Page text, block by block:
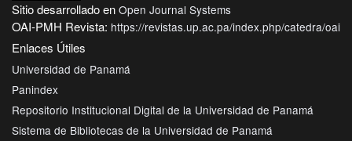
Sitio desarrollado en Open Journal Systems
OAI-PMH Revista: https://revistas.up.ac.pa/index.php/catedra/oai
Enlaces Útiles
Universidad de Panamá
Panindex
Repositorio Institucional Digital de la Universidad de Panamá
Sistema de Bibliotecas de la Universidad de Panamá